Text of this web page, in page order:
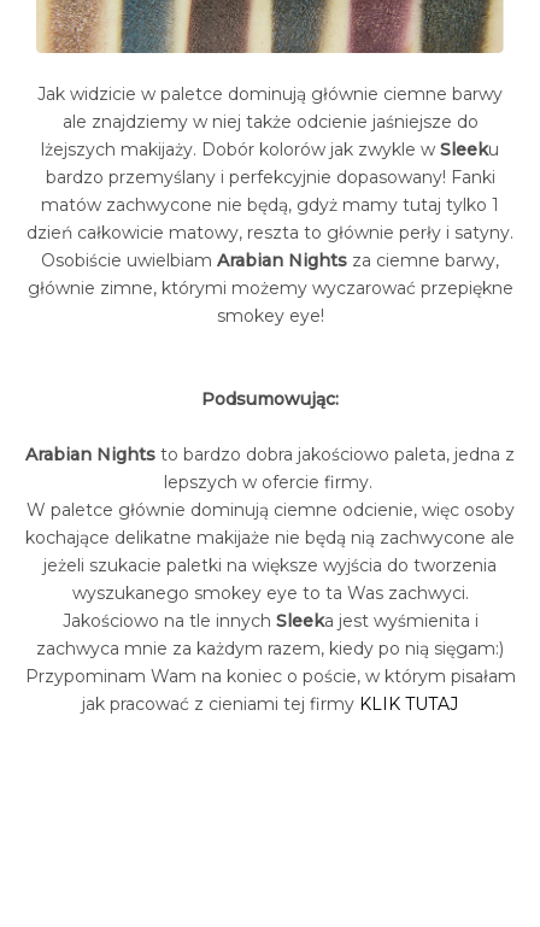
Jak widzicie w paletce dominują głównie ciemne barwy
ale znajdziemy w niej także odcienie jaśniejsze do
lżejszych makijaży. Dobór kolorów jak zwykle w Sleeku
bardzo przemyślany i perfekcyjnie dopasowany! Fanki
matów zachwycone nie będą, gdyż mamy tutaj tylko 1
dzień całkowicie matowy, reszta to głównie perły i satyny.
Osobiście uwielbiam Arabian Nights za ciemne barwy,
głównie zimne, którymi możemy wyczarować przepiękne
smokey eye!
Podsumowując:
Arabian Nights to bardzo dobra jakościowo paleta, jedna z
lepszych w ofercie firmy.
W paletce głównie dominują ciemne odcienie, więc osoby
kochające delikatne makijaże nie będą nią zachwycone ale
jeżeli szukacie paletki na większe wyjścia do tworzenia
wyszukanego smokey eye to ta Was zachwyci.
Jakościowo na tle innych Sleeka jest wyśmienita i
zachwyca mnie za każdym razem, kiedy po nią sięgam:)
Przypominam Wam na koniec o poście, w którym pisałam
jak pracować z cieniami tej firmy KLIK TUTAJ